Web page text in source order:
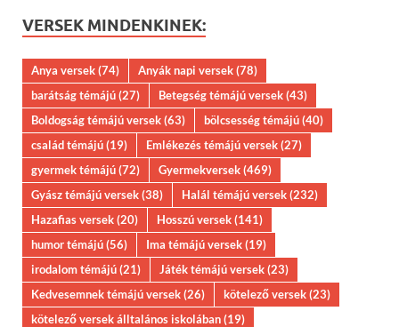
VERSEK MINDENKINEK:
Anya versek(74) Anyák napi versek(78)
barátság témájú(27) Betegség témájú versek(43)
Boldogság témájú versek(63) bölcsesség témájú(40)
család témájú(19) Emlékezés témájú versek(27)
gyermek témájú(72) Gyermekversek(469)
Gyász témájú versek(38) Halál témájú versek(232)
Hazafias versek(20) Hosszú versek(141)
humor témájú(56) Ima témájú versek(19)
irodalom témájú(21) Játék témájú versek(23)
Kedvesemnek témájú versek(26) kötelező versek(23)
kötelező versek álltalános iskolában(19)